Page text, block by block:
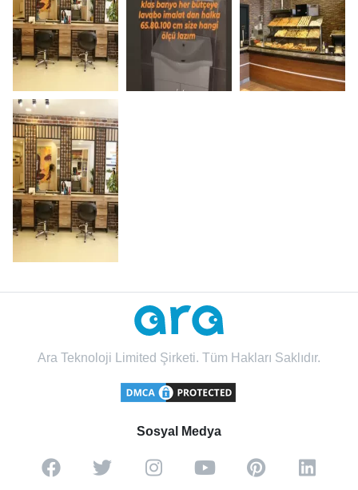
Ara Teknoloji Limited Şirketi. Tüm Hakları Saklıdır.
Sosyal Medya